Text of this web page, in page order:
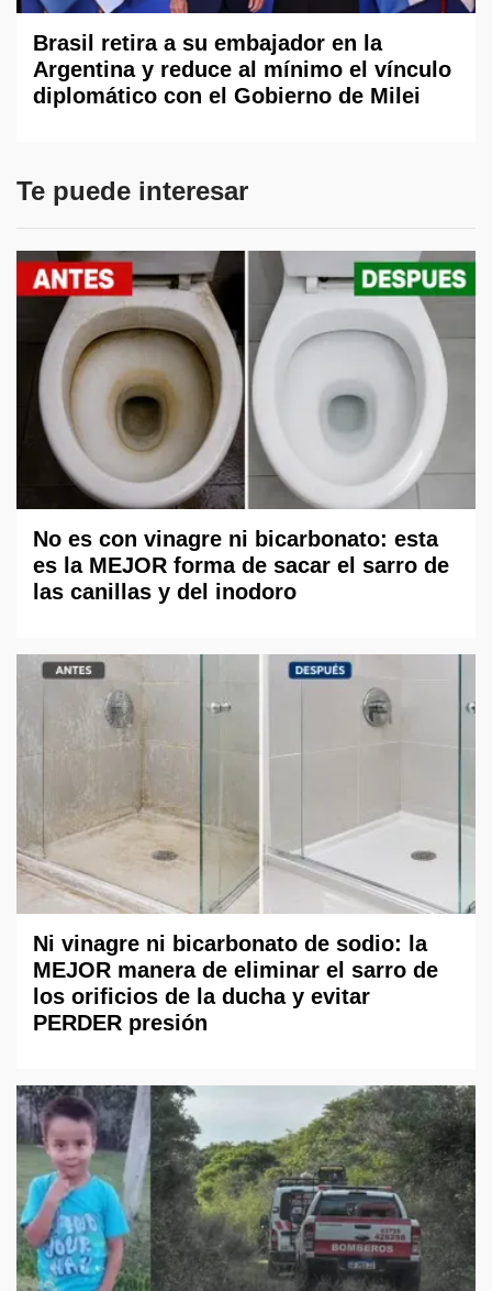
Brasil retira a su embajador en la
Argentina y reduce al mínimo el vínculo
diplomático con el Gobierno de Milei
Te puede interesar
No es con vinagre ni bicarbonato: esta
es la MEJOR forma de sacar el sarro de
las canillas y del inodoro
Ni vinagre ni bicarbonato de sodio: la
MEJOR manera de eliminar el sarro de
los orificios de la ducha y evitar
PERDER presión